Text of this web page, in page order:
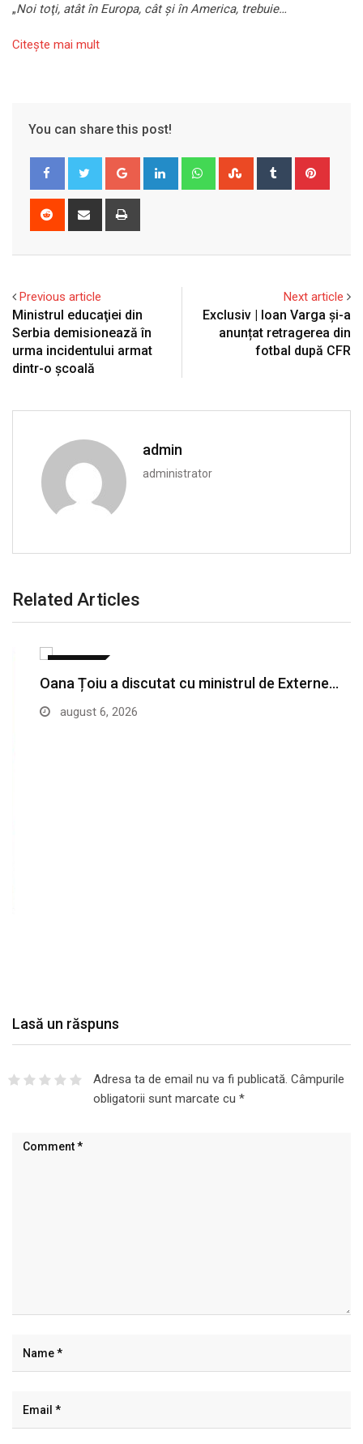
„Noi toţi, atât în Europa, cât şi în America, trebuie…
Citeşte mai mult
You can share this post!
Google+ LinkedIn WhatsappStumbleUpon
Tumblr
Reddit
Share
Previous article
Ministrul educaţiei din
Serbia demisionează în
urma incidentului armat
dintr-o şcoală
Next article
Exclusiv | Ioan Varga și-a
anunțat retragerea din
fotbal după CFR
admin
administrator
Related Articles
Oana Țoiu a discutat cu ministrul de Externe…
august 6, 2026
Lasă un răspuns
Adresa ta de email nu va fi publicată. Câmpurile
obligatorii sunt marcate cu *